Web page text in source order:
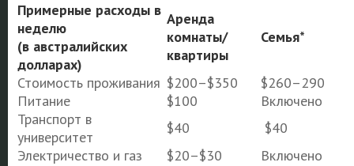
Примерные расходы в
неделю
(в австралийских
долларах)
Аренда
комнаты/
квартиры
Семья*
Стоимость проживания $200–$350
$260–290
Питание
$100
Включено
Транспорт в
университет
$40
$40
Электричество и газ
$20–$30
Включено